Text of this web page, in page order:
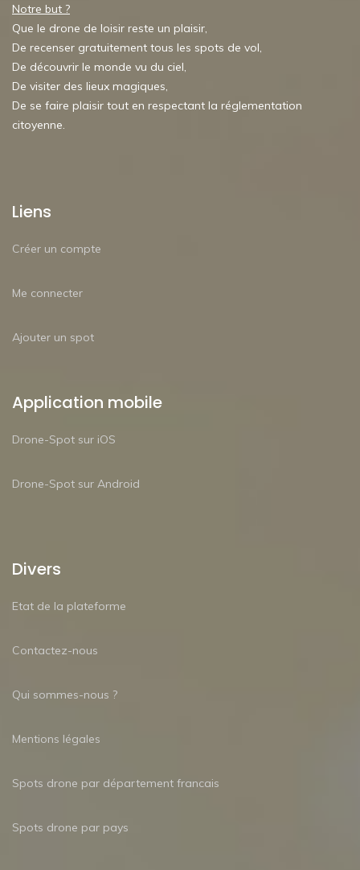
Notre but ?
Que le drone de loisir reste un plaisir,
De recenser gratuitement tous les spots de vol,
De découvrir le monde vu du ciel,
De visiter des lieux magiques,
De se faire plaisir tout en respectant la réglementation
citoyenne.
Liens
Créer un compte
Me connecter
Ajouter un spot
Application mobile
Drone-Spot sur iOS
Drone-Spot sur Android
Divers
Etat de la plateforme
Contactez-nous
Qui sommes-nous ?
Mentions légales
Spots drone par département francais
Spots drone par pays